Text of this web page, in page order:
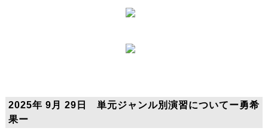
2025年 9月 29日 単元ジャンル別演習についてー勇希
果ー